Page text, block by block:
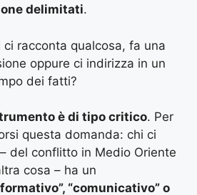
delimitati.
ci racconta qualcosa, fa una
oppure ci indirizza in un
dei fatti?
è di tipo critico. Per
questa domanda: chi ci
del conflitto in Medio Oriente
cosa – ha un
“comunicativo” o